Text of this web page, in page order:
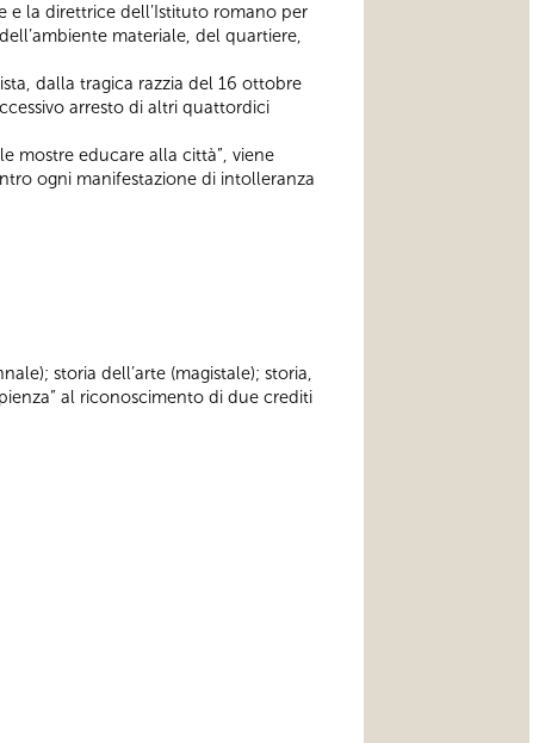
e la direttrice dell’Istituto romano per
materiale, del quartiere,
dalla tragica razzia del 16 ottobre
arresto di altri quattordici
mostre educare alla città”, viene
ogni manifestazione di intolleranza
storia dell’arte (magistale); storia,
al riconoscimento di due crediti